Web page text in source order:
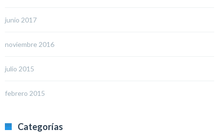
junio 2017
noviembre 2016
julio 2015
febrero 2015
Categorías